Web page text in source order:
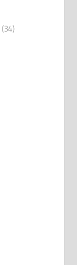
(34)